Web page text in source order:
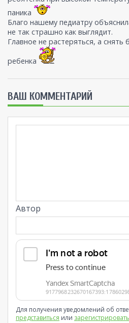
паника
Благо нашему педиатру
не так страшно как выглядит.
Главное не растеряться, а
ребенка
ВАШ КОММЕНТАРИЙ
Автор
Для получения уведомлений об
представиться или